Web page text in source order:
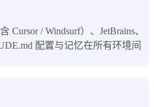
Cursor / Windsurf）、JetBrains、
配置与记忆在所有环境间